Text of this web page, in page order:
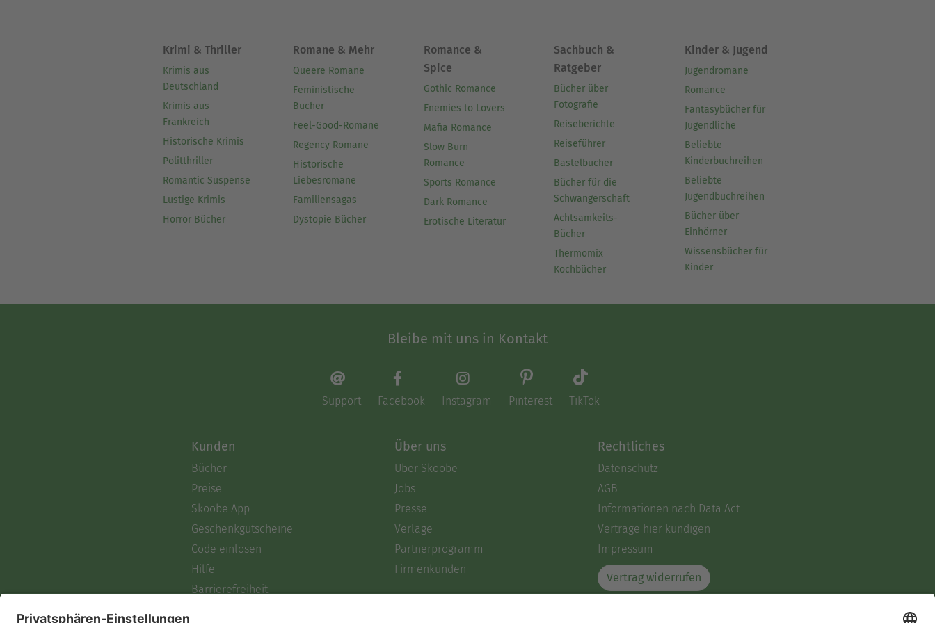
Krimi & Thriller
Krimis aus
Deutschland
Krimis aus
Frankreich
Historische Krimis
Politthriller
Romantic Suspense
Lustige Krimis
Horror Bücher
Romane & Mehr
Queere Romane
Feministische
Bücher
Feel-Good-Romane
Regency Romane
Historische
Liebesromane
Familiensagas
Dystopie Bücher
Romance &
Spice
Gothic Romance
Enemies to Lovers
Mafia Romance
Slow Burn
Romance
Sports Romance
Dark Romance
Erotische Literatur
Sachbuch &
Ratgeber
Bücher über
Fotografie
Reiseberichte
Reiseführer
Bastelbücher
Bücher für die
Schwangerschaft
Achtsamkeits-
Bücher
Thermomix
Kochbücher
Kinder & Jugend
Jugendromane
Romance
Fantasybücher für
Jugendliche
Beliebte
Kinderbuchreihen
Beliebte
Jugendbuchreihen
Bücher über
Einhörner
Wissensbücher für
Kinder
Bleibe mit uns in Kontakt
Support Facebook Instagram Pinterest TikTok
Kunden
Bücher
Preise
Skoobe App
Geschenkgutscheine
Code einlösen
Hilfe
Barrierefreiheit
Über uns
Über Skoobe
Jobs
Presse
Verlage
Partnerprogramm
Firmenkunden
Rechtliches
Datenschutz
AGB
Informationen nach Data Act
Verträge hier kündigen
Impressum
Vertrag widerrufen